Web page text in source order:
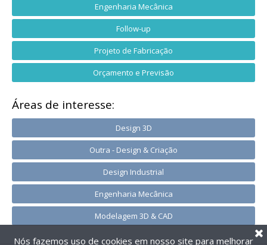
Engenharia Mecânica
Follow-up
Projeto de Fabricação
Orçamento e Previsão
Áreas de interesse:
Design 3D
Outra - Design & Criação
Design Industrial
Engenharia Mecânica
Modelagem 3D & CAD
Nós fazemos uso de cookies em nosso site para melhorar